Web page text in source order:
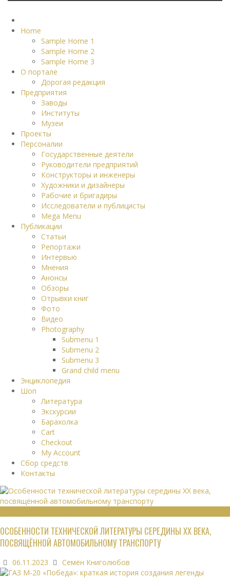
Home
Sample Home 1
Sample Home 2
Sample Home 3
О портале
Дорогая редакция
Предприятия
Заводы
Институты
Музеи
Проекты
Персоналии
Государственные деятели
Руководители предприятий
Конструкторы и инженеры
Художники и дизайнеры
Рабочие и бригадиры
Исследователи и публицисты
Mega Menu
Публикации
Статьи
Репортажи
Интервью
Мнения
Анонсы
Обзоры
Отрывки книг
Фото
Видео
Photography
Submenu 1
Submenu 2
Submenu 3
Grand child menu
Энциклопедия
Шоп
Литература
Экскурсии
Барахолка
Cart
Checkout
My Account
Сбор средств
Контакты
ОСОБЕННОСТИ ТЕХНИЧЕСКОЙ ЛИТЕРАТУРЫ СЕРЕДИНЫ XX ВЕКА,
ПОСВЯЩЁННОЙ АВТОМОБИЛЬНОМУ ТРАНСПОРТУ
06.11.2023 Семён Книголюбов